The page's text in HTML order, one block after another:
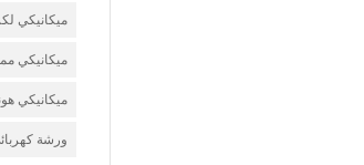
ميكانيكي
ميكانيكي
ميكانيكي
ورشة